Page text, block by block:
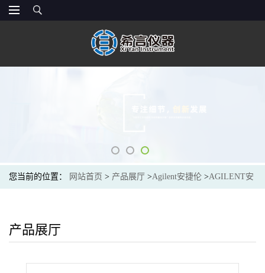
您当前的位置： 网站首页 > 产品展厅 >Agilent安捷伦 >AGILENT安
锥形针尖
产品展厅